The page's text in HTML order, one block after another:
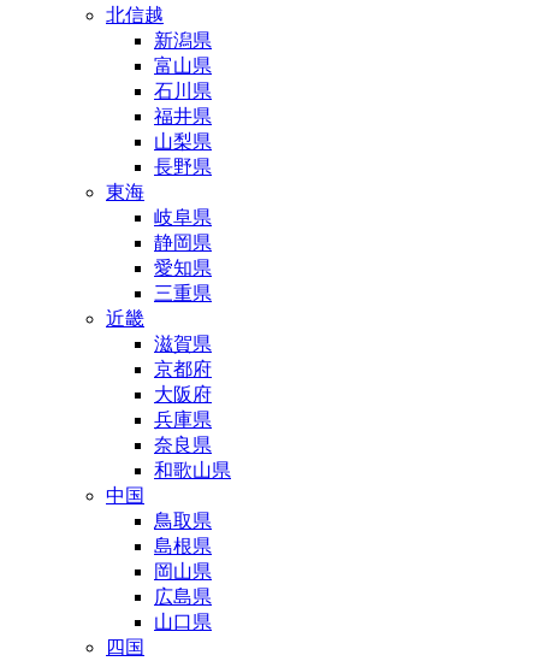
北信越
新潟県
富山県
石川県
福井県
山梨県
長野県
東海
岐阜県
静岡県
愛知県
三重県
近畿
滋賀県
京都府
大阪府
兵庫県
奈良県
和歌山県
中国
鳥取県
島根県
岡山県
広島県
山口県
四国